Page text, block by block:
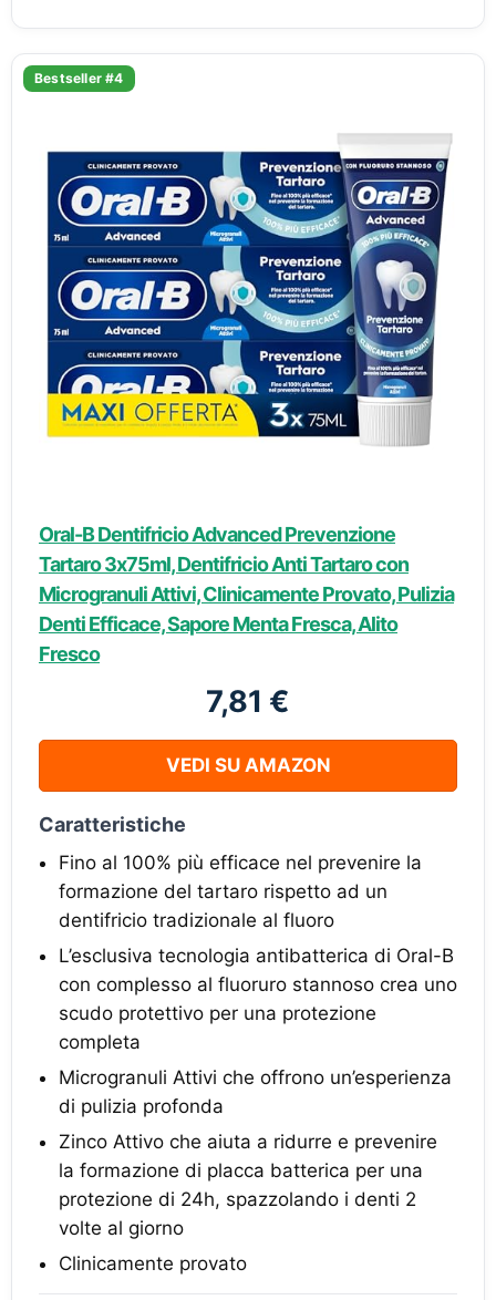
Bestseller #4
Oral-B Dentifricio Advanced Prevenzione
Tartaro 3x75ml, Dentifricio Anti Tartaro con
Microgranuli Attivi, Clinicamente Provato, Pulizia
Denti Efficace, Sapore Menta Fresca, Alito
Fresco
7,81 €
VEDI SU AMAZON
Caratteristiche
Fino al 100% più efficace nel prevenire la
formazione del tartaro rispetto ad un
dentifricio tradizionale al fluoro
L’esclusiva tecnologia antibatterica di Oral-B
con complesso al fluoruro stannoso crea uno
scudo protettivo per una protezione
completa
Microgranuli Attivi che offrono un’esperienza
di pulizia profonda
Zinco Attivo che aiuta a ridurre e prevenire
la formazione di placca batterica per una
protezione di 24h, spazzolando i denti 2
volte al giorno
Clinicamente provato